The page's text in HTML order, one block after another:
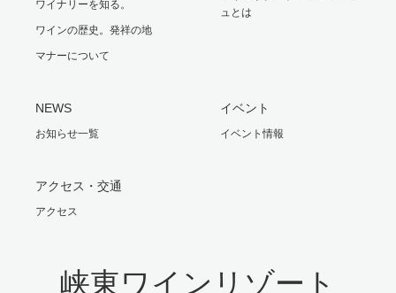
ワイナリーを知る。
ワインの歴史。発祥の地
マナーについて
ュとは
NEWS
お知らせ一覧
イベント
イベント情報
アクセス・交通
アクセス
峡東ワインリゾート